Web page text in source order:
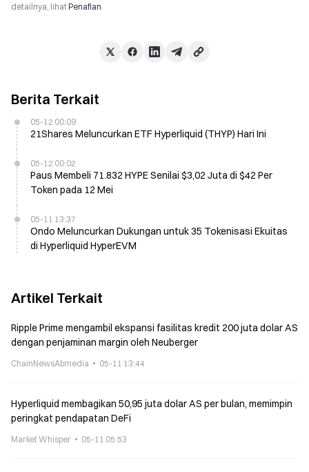
detailnya, lihatPenafian
Berita Terkait
05-12 00:09
21Shares Meluncurkan ETF Hyperliquid (THYP) Hari Ini
05-12 00:02
Paus Membeli 71.832 HYPE Senilai $3,02 Juta di $42 Per
Token pada 12 Mei
05-11 13:37
Ondo Meluncurkan Dukungan untuk 35 Tokenisasi Ekuitas
di Hyperliquid HyperEVM
Artikel Terkait
Ripple Prime mengambil ekspansi fasilitas kredit 200 juta dolar AS
dengan penjaminan margin oleh Neuberger
ChainNewsAbmedia 05-11 13:44
Hyperliquid membagikan 50,95 juta dolar AS per bulan, memimpin
peringkat pendapatan DeFi
Market Whisper 05-11 05:53